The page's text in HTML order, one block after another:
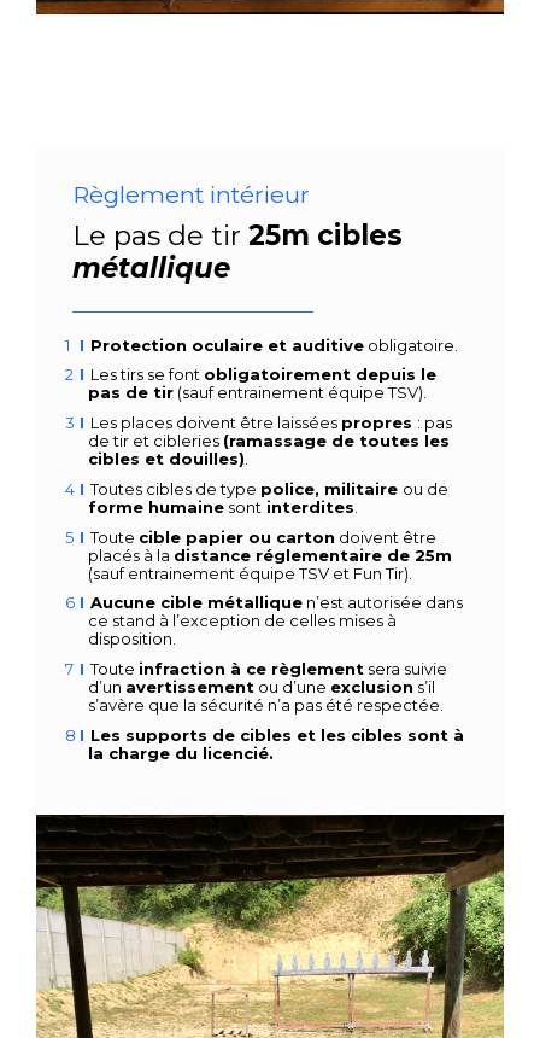
Règlement intérieur
Le pas de tir 25m cibles
métallique
Protection oculaire et auditive obligatoire.
Les tirs se font obligatoirement depuis le
pas de tir (sauf entrainement équipe TSV).
Les places doivent être laissées propres : pas
de tir et cibleries (ramassage de toutes les
cibles et douilles)
Toutes cibles de type police, militaire ou de
forme humaine sont interdites
Toute cible papier ou carton doivent être
placés à la distance réglementaire de 25m
(sauf entrainement équipe TSV et Fun Tir).
Aucune cible métallique n’est autorisée dans
ce stand à l’exception de celles mises à
disposition.
Toute infraction à ce règlement sera suivie
d’un avertissement ou d’une exclusion s’il
s’avère que la sécurité n’a pas été respectée.
Les supports de cibles et les cibles sont à
la charge du licencié.